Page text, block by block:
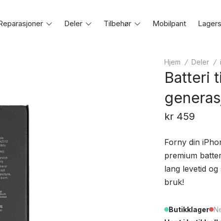
ToggleDeler
ToggleTilbehør
ToggleMobilpant
Hjem / Deler /
Batteri
kr459
Forny din
premium
lang levetid
bruk!
Butikklager